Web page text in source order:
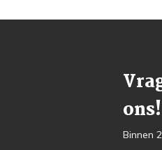
ons!
Binnen